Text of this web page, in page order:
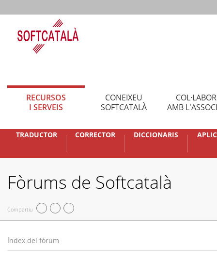
RECURSOS
I SERVEIS
CONEIXEU
SOFTCATALÀ
AMB
TRADUCTOR CORRECTOR DICCIONARIS
Fòrums de Softcatalà
Compartiu
Índex del fòrum